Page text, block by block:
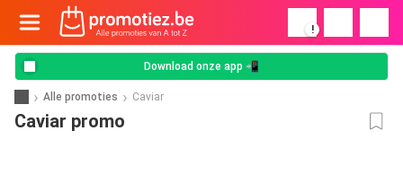
!
Download onze app 📲
Alle promoties Caviar
Caviar promo